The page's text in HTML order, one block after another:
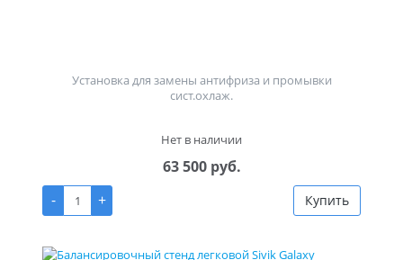
Установка для замены антифриза и промывки
сист.охлаж.
Нет в наличии
63 500 руб.
-
+ Купить